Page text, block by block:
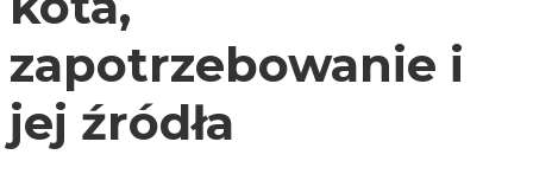
zapotrzebowanie i
jej źródła